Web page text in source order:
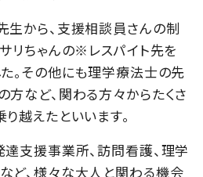
生から、支援相談員さんの制
リちゃんの※レスパイト先を
。その他にも理学療法士の先
など、関わる方々からたくさ
越えたといいます。
支援事業所、訪問看護、理学
ど、様々な大人と関わる機会